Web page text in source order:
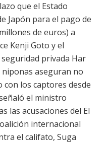
que el Estado
Japón para el pago de
de euros) a
Kenji Goto y el
privada Har
niponas aseguran no
los captores desde
el ministro
las acusaciones del EI
internacional
el califato, Suga